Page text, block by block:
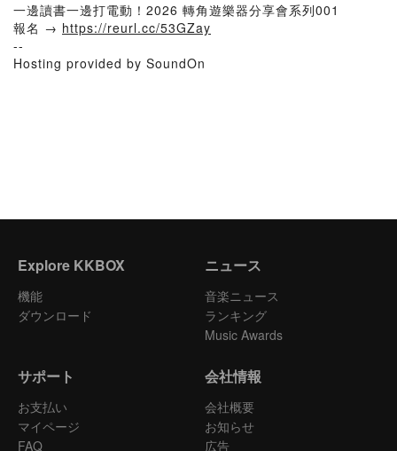
一邊讀書一邊打電動！2026 轉角遊樂器分享會系列001
報名 → https://reurl.cc/53GZay
--
Hosting provided by SoundOn
Explore KKBOX
機能
ダウンロード
ニュース
音楽ニュース
ランキング
Music Awards
サポート
お支払い
マイページ
FAQ
会社情報
会社概要
お知らせ
広告